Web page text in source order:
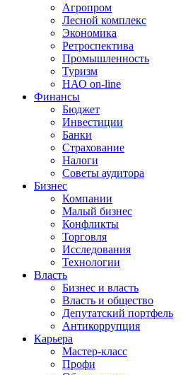
Агропром
Лесной комплекс
Экономика
Ретроспектива
Промышленность
Туризм
НАО on-line
Финансы
Бюджет
Инвестиции
Банки
Страхование
Налоги
Советы аудитора
Бизнес
Компании
Малый бизнес
Конфликты
Торговля
Исследования
Технологии
Власть
Бизнес и власть
Власть и общество
Депутатский портфель
Антикоррупция
Карьера
Мастер-класс
Профи